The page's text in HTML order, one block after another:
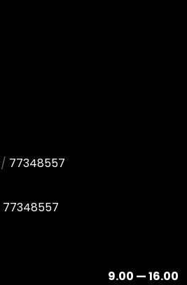
/ 77348557
77348557
9.00 — 16.00